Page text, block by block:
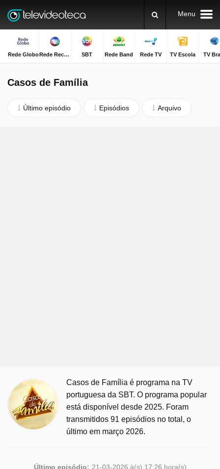
Menu
Rede Globo Rede Record SBT Rede Band Rede TV TV Escola TV
Casos de Família
Último episódio Episódios Arquivo
Casos de Família é programa na TV
portuguesa da SBT. O programa popular
está disponível desde 2025. Foram
transmitidos 91 episódios no total, o
último em março 2026.
Último episódio: 21-03-2026 à(s) 17:26 hora(s)